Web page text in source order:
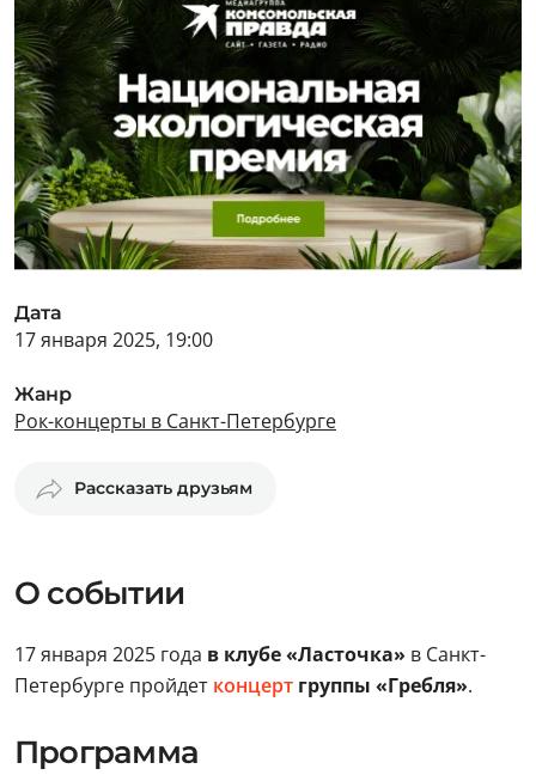
Дата
17 января 2025, 19:00
Жанр
Рок-концерты в Санкт-Петербурге
Рассказать друзьям
О событии
17 января 2025 года в клубе «Ласточка» в Санкт-
Петербурге пройдет концерт группы «Гребля».
Программа